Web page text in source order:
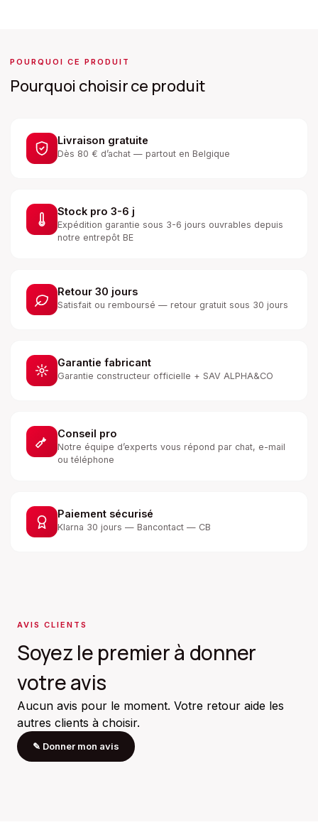
POURQUOI CE PRODUIT
Pourquoi choisir ce produit
Livraison gratuite
Dès 80 € d’achat — partout en Belgique
Stock pro 3-6 j
Expédition garantie sous 3-6 jours ouvrables depuis
notre entrepôt BE
Retour 30 jours
Satisfait ou remboursé — retour gratuit sous 30 jours
Garantie fabricant
Garantie constructeur officielle + SAV ALPHA&CO
Conseil pro
Notre équipe d’experts vous répond par chat, e-mail
ou téléphone
Paiement sécurisé
Klarna 30 jours — Bancontact — CB
AVIS CLIENTS
Soyez le premier à donner
votre avis
Aucun avis pour le moment. Votre retour aide les
autres clients à choisir.
✎ Donner mon avis